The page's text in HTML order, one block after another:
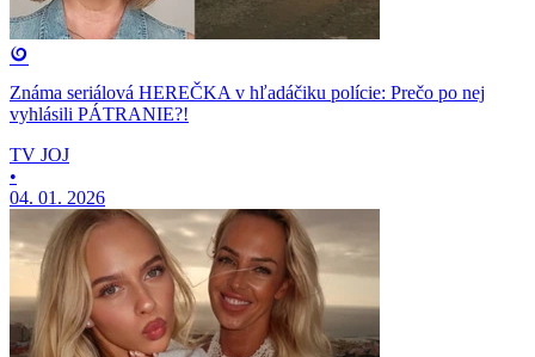
Známa seriálová HEREČKA v hľadáčiku polície: Prečo po nej
vyhlásili PÁTRANIE?!
TV JOJ
•
04. 01. 2026